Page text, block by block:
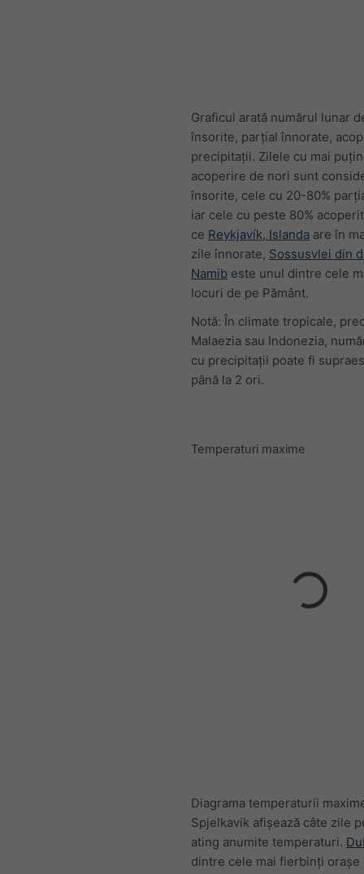
Graficul arată numărul lunar
însorite, parțial înnorate,
precipitații. Zilele cu mai
acoperire de nori sunt
însorite, cele cu 20-80%
iar cele cu peste 80%
ce Reykjavík, Islanda are în
zile înnorate, Sossusvlei din
Namib este unul dintre cele
locuri de pe Pământ.
Notă: În climate tropicale,
Malaezia sau Indonezia,
cu precipitații poate fi
până la 2 ori.
Temperaturi maxime
Diagrama temperaturii
Spjelkavik afișează câte zile
ating anumite temperaturi.
dintre cele mai fierbinți orașe